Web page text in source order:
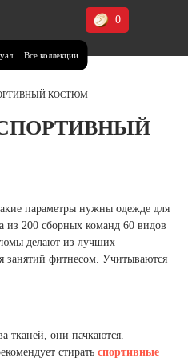
Все коллекции
0
КОСТЮМ
параметры нужны одежде для
из 200 сборных команд 60 видов
делают из лучших
занятий фитнесом. Учитываются
тканей, они пачкаются.
стирать спортивные